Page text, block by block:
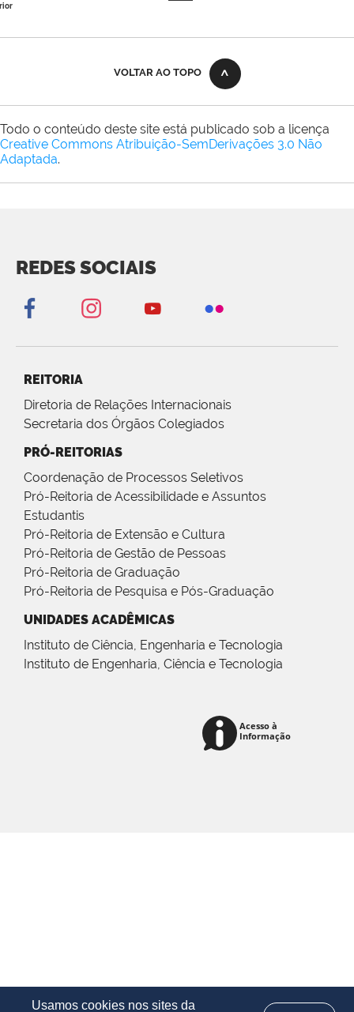
Usamos cookies nos sites da
VOLTAR AO TOPO
Todo o conteúdo deste site está publicado sob a licença
Creative Commons Atribuição-SemDerivações 3.0 Não
Adaptada.
REDES SOCIAIS
REITORIA
Diretoria de Relações Internacionais
Secretaria dos Órgãos Colegiados
PRÓ-REITORIAS
Coordenação de Processos Seletivos
Pró-Reitoria de Acessibilidade e Assuntos
Estudantis
Pró-Reitoria de Extensão e Cultura
Pró-Reitoria de Gestão de Pessoas
Pró-Reitoria de Graduação
Pró-Reitoria de Pesquisa e Pós-Graduação
UNIDADES ACADÊMICAS
Instituto de Ciência, Engenharia e Tecnologia
Instituto de Engenharia, Ciência e Tecnologia